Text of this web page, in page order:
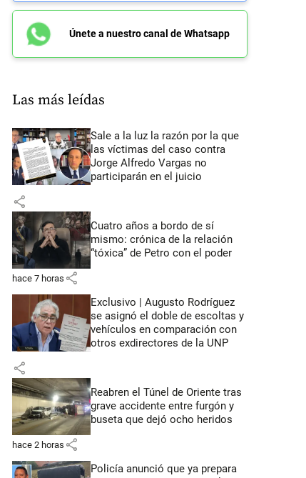
Únete a nuestro canal de Whatsapp
Las más leídas
Sale a la luz la razón por la que
las víctimas del caso contra
Jorge Alfredo Vargas no
participarán en el juicio
share
Cuatro años a bordo de sí
mismo: crónica de la relación
“tóxica” de Petro con el poder
hace 7 horas share
Exclusivo | Augusto Rodríguez
se asignó el doble de escoltas y
vehículos en comparación con
otros exdirectores de la UNP
share
Reabren el Túnel de Oriente tras
grave accidente entre furgón y
buseta que dejó ocho heridos
hace 2 horas share
Policía anunció que ya prepara